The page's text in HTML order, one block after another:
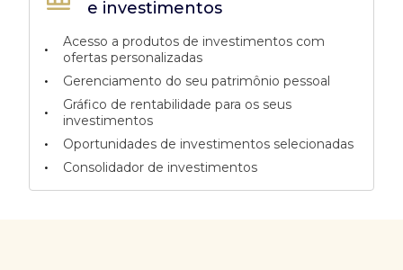
e investimentos
•
Acesso a produtos de investimentos com
ofertas personalizadas
• Gerenciamento do seu patrimônio pessoal
•
Gráfico de rentabilidade para os seus
investimentos
• Oportunidades de investimentos selecionadas
• Consolidador de investimentos